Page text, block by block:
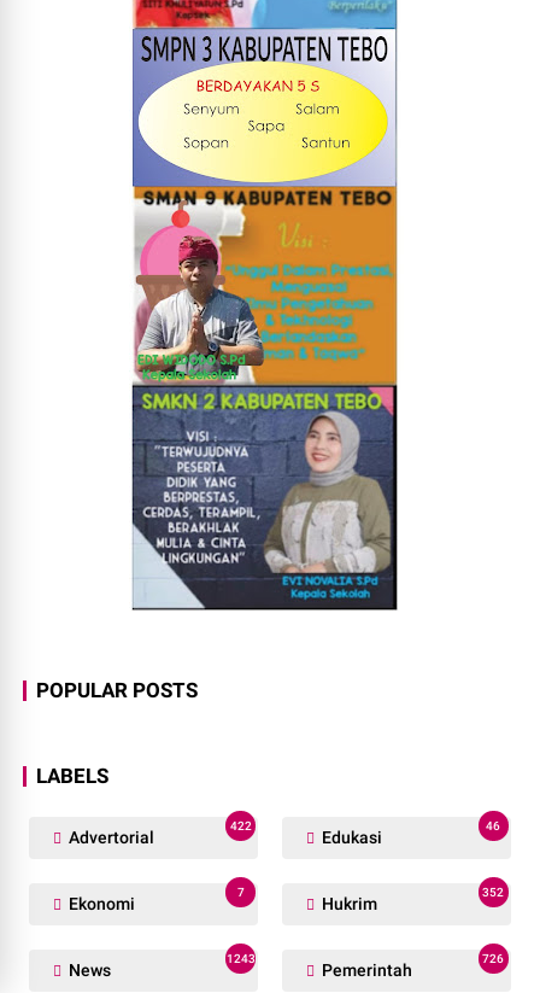
POPULAR POSTS
LABELS
Advertorial
422
Edukasi
46
Ekonomi
7
Hukrim
352
News
1243
Pemerintah
726